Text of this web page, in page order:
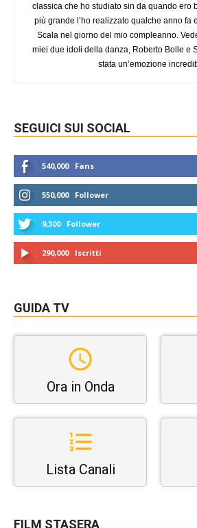
classica che ho studiato sin da quando ero
più grande l’ho realizzato qualche anno fa
Scala nel giorno del mio compleanno.
miei due idoli della danza, Roberto Bolle e
stata un’emozione
SEGUICI SUI SOCIAL
540,000 Fans
550,000 Follower
9,300 Follower
290,000 Iscritti
GUIDA TV
Ora in Onda
Lista Canali
FILM STASERA